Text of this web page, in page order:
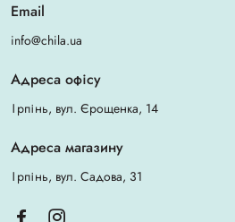
Email
info@chila.ua
Адреса офісу
Ірпінь, вул. Єрощенка, 14
Адреса магазину
Ірпінь, вул. Садова, 31